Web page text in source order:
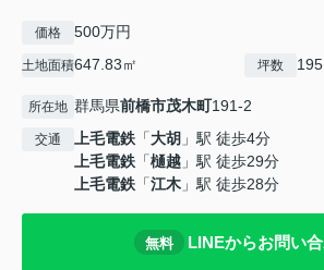
価格 500万円
土地面積647.83㎡ 坪数
所在地 群馬県前橋市茂木町191-2
交通 上毛電鉄 「大胡 」駅 徒歩4分
上毛電鉄 「樋越 」駅 徒歩29分
上毛電鉄 「江木 」駅 徒歩28分
無料 LINEからお問い